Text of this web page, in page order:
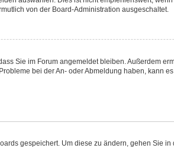
von der Board-Administration ausgeschaltet.
Sie im Forum angemeldet bleiben. Außerdem
bei der An- oder Abmeldung haben, kann
gespeichert. Um diese zu ändern, gehen Sie